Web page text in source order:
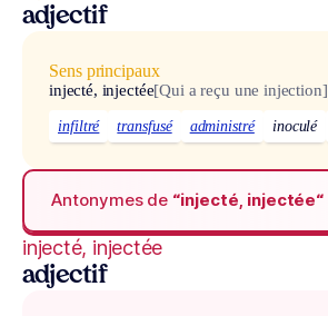
adjectif
Sens principaux
injecté, injectée[Qui a reçu une injection]
infiltré transfusé administré inoculé
Antonymes de “injecté, injectée“
injecté, injectée
adjectif